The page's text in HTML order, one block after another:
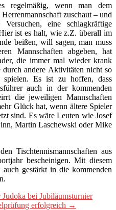
regelmäßig, wenn man dem
zuschaut – und
eine schlagkräftige
ist es halt, wie z.Z. überall im
beißen, will sagen, man muss
Mannschaften abgeben, hat
die immer mal wieder krank
andere Aktivitäten nicht so
Es ist zu hoffen, dass
auch in der kommenden
die jeweiligen Mannschaften
Glück hat, wenn ältere Spieler
sind. Es wäre Leuten wie Josef
Martin Laschewski oder Mike
Tischtennismannschaften aus
bescheinigen. Mit diesem
gestärkt in die kommenden
bei Jubiläumsturnier
erfolgreich →